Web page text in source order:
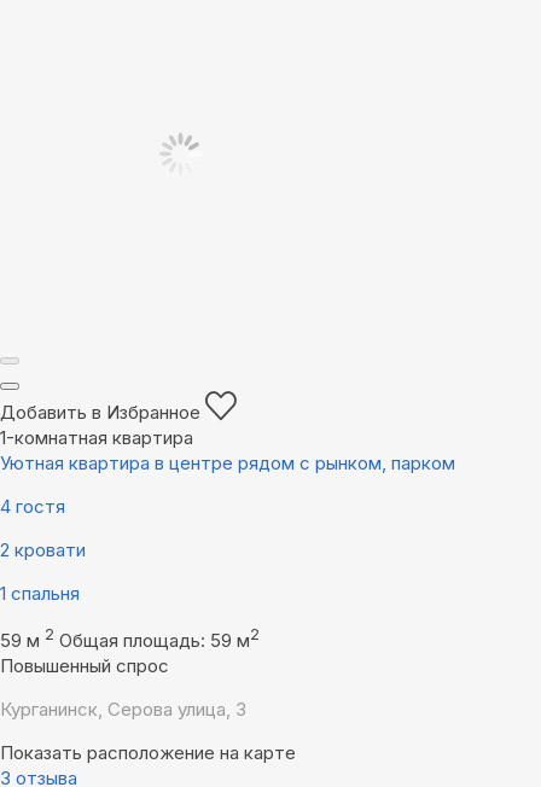
Добавить в Избранное
1-комнатная квартира
Уютная квартира в центре рядом с рынком, парком
4 гостя
2 кровати
1 спальня
59 м 2 Общая площадь: 59 м2
Повышенный спрос
Курганинск, Серова улица, 3
Показать расположение на карте
3 отзыва